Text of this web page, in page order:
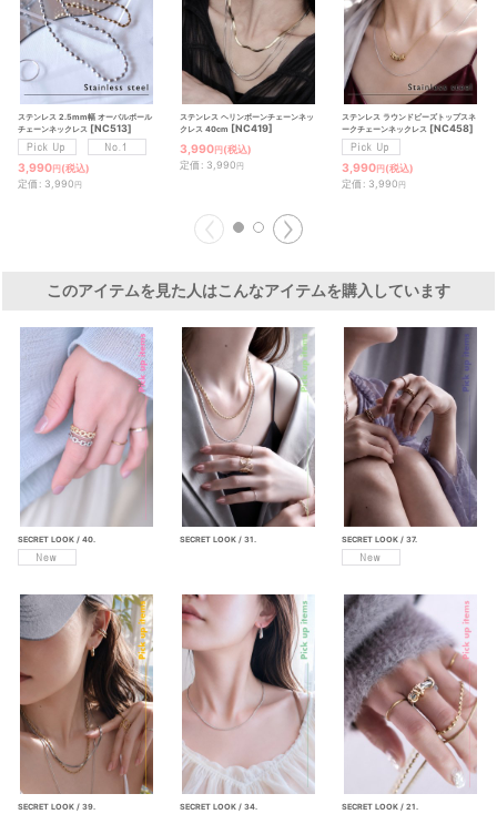
ステンレス 2.5mm幅 オーバルボール
チェーンネックレス [NC513]
3,990円 (税込)
定価 : 3,990 円
ステンレス ヘリンボーンチェーンネッ
クレス 40cm [NC419]
3,990円 (税込)
定価 : 3,990円
ステンレス ラウンドビーズトップスネ
ークチェーンネックレス [NC458]
3,990円 (税込)
定価 : 3,990 円
このアイテムを見た人はこんなアイテムを購入しています
SECRET LOOK / 40. SECRET LOOK / 31. SECRET LOOK / 37.
SECRET LOOK / 39. SECRET LOOK / 34. SECRET LOOK / 21.